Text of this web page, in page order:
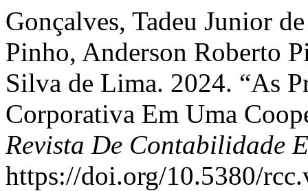
Gonçalves, Tadeu Junior
Pinho, Anderson Roberto
Silva de Lima. 2024. “As
Corporativa Em Uma
Revista De Contabilidade
https://doi.org/10.5380/